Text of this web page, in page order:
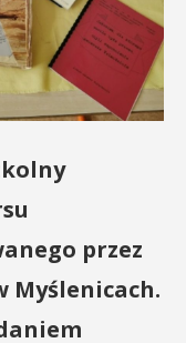
przez
Myślenicach.